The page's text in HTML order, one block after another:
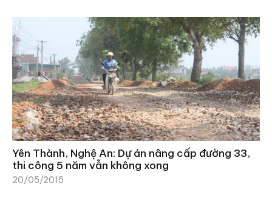
Yên Thành, Nghệ An: Dự án nâng cấp đường 33,
thi công 5 năm vẫn không xong
20/05/2015